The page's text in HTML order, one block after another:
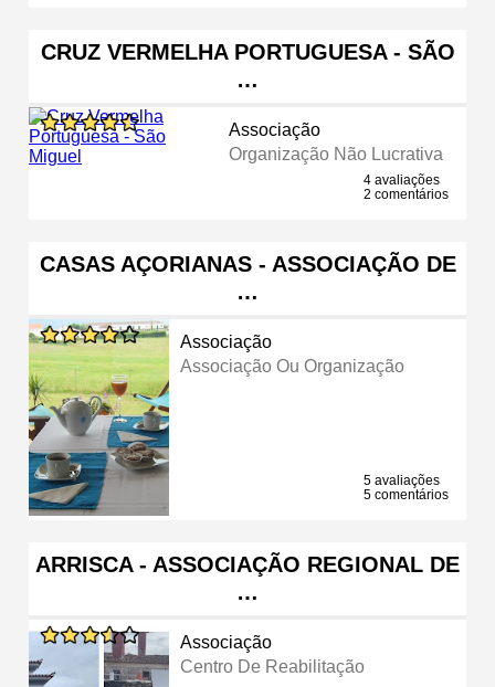
CRUZ VERMELHA PORTUGUESA - SÃO
…
Associação
Organização Não Lucrativa
4 avaliações
2 comentários
CASAS AÇORIANAS - ASSOCIAÇÃO DE
…
Associação
Associação Ou Organização
5 avaliações
5 comentários
ARRISCA - ASSOCIAÇÃO REGIONAL DE
…
Associação
Centro De Reabilitação